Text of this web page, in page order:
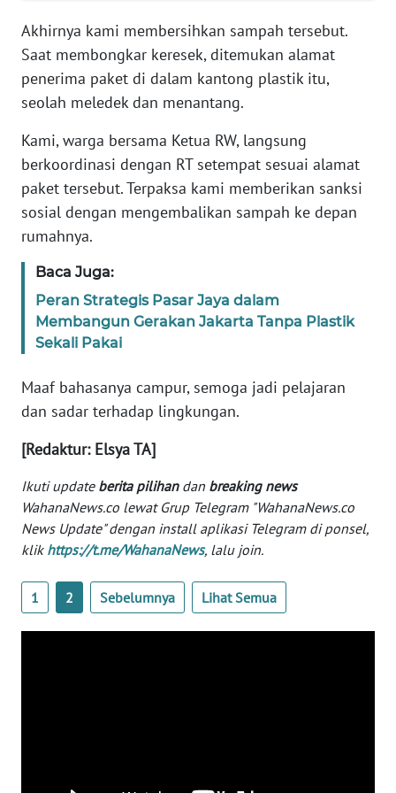
Akhirnya kami membersihkan sampah tersebut.
Saat membongkar keresek, ditemukan alamat
penerima paket di dalam kantong plastik itu,
seolah meledek dan menantang.
Kami, warga bersama Ketua RW, langsung
berkoordinasi dengan RT setempat sesuai alamat
paket tersebut. Terpaksa kami memberikan sanksi
sosial dengan mengembalikan sampah ke depan
rumahnya.
Baca Juga:
Peran Strategis Pasar Jaya dalam
Membangun Gerakan Jakarta Tanpa Plastik
Sekali Pakai
Maaf bahasanya campur, semoga jadi pelajaran
dan sadar terhadap lingkungan.
[Redaktur: Elsya TA]
Ikuti update berita pilihandan breaking news
WahanaNews.co lewat Grup Telegram "WahanaNews.co
News Update" dengan install aplikasi Telegram di ponsel,
klik https://t.me/WahanaNews, lalu join.
1 2 Sebelumnya Lihat Semua
INDEKS
BERITA
KONTAK
IKLAN
TENTANG
PEDOMAN
MEDIA
SIBER
REDAKSI
DISCLAIMER
Wahana
News
WN
SUMUT